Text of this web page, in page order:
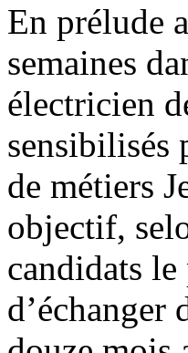
En prélude
semaines
électricien
sensibilisés
de métiers
objectif,
candidats
d’échanger